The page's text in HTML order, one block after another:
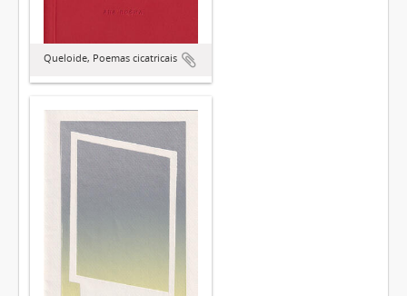
Queloide, Poemas cicatricais